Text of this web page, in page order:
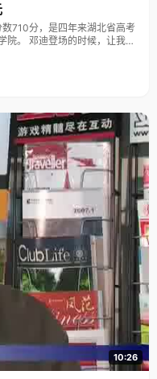
710分，是四年来湖北省高考
让我们
、脚蹬运动鞋，有点黝黑的皮
"在学校里，同学们都叫我
嘿嘿，他们说我就像游戏里边
来我只好奋起反抗，所以经常
回家跟表哥打，邓迪笑着
是得
也不会强迫他去学一些额外的
跟爸爸下象棋，每次下得好会
比较自觉的，上课认真听讲，
次考试成绩都处于班级的中
迪说，"&lsquo;走旁门左道
松的了"。自初中开始，邓迪
，成绩一跃成为年级一二名，
高中。 学习没有"绝
迪的学习方法简单：把握课上
以应考的态度完成每一项作
三，邓迪一直紧跟老师的步
眼下的学习。如此"经济"的学
。 回顾三年，邓迪
真、最沉稳的一个。虽为尖子
10:26